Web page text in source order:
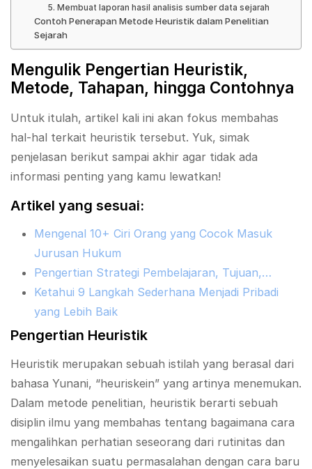
5. Membuat laporan hasil analisis sumber data sejarah
Contoh Penerapan Metode Heuristik dalam Penelitian
Sejarah
Mengulik Pengertian Heuristik,
Metode, Tahapan, hingga Contohnya
Untuk itulah, artikel kali ini akan fokus membahas
hal-hal terkait heuristik tersebut. Yuk, simak
penjelasan berikut sampai akhir agar tidak ada
informasi penting yang kamu lewatkan!
Artikel yang sesuai:
Mengenal 10+ Ciri Orang yang Cocok Masuk
Jurusan Hukum
Pengertian Strategi Pembelajaran, Tujuan,…
Ketahui 9 Langkah Sederhana Menjadi Pribadi
yang Lebih Baik
Pengertian Heuristik
Heuristik merupakan sebuah istilah yang berasal dari
bahasa Yunani, “heuriskein” yang artinya menemukan.
Dalam metode penelitian, heuristik berarti sebuah
disiplin ilmu yang membahas tentang bagaimana cara
mengalihkan perhatian seseorang dari rutinitas dan
menyelesaikan suatu permasalahan dengan cara baru